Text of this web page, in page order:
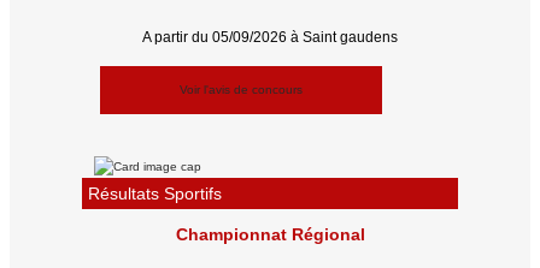
A partir du 05/09/2026 à Saint gaudens
Voir l'avis de concours
Résultats Sportifs
Championnat Régional